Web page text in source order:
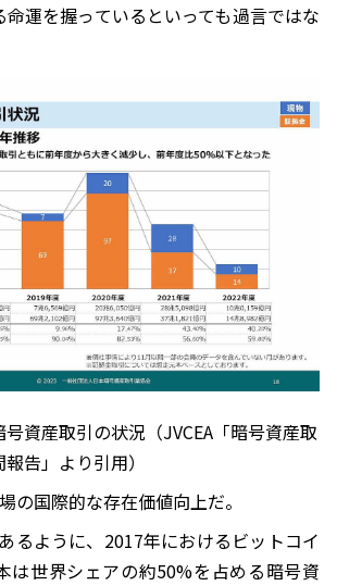
運を握っているといっても過言ではな
資産取引の状況（JVCEA「暗号資産取
告」より引用）
の国際的な存在価値向上だ。
るように、2017年におけるビットコイ
は世界シェアの約50%を占める暗号資